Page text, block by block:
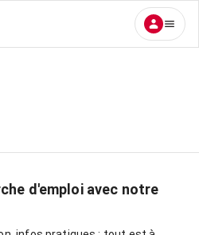
d'emploi avec notre